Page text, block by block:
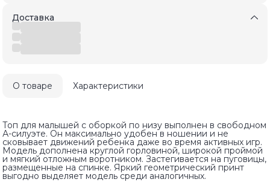
Доставка
О товаре Характеристики
Топ для малышей с оборкой по низу выполнен в свободном
А-силуэте. Он максимально удобен в ношении и не
сковывает движений ребенка даже во время активных игр.
Модель дополнена круглой горловиной, широкой проймой
и мягкий отложным воротником. Застегивается на пуговицы,
размещенные на спинке. Яркий геометрический принт
выгодно выделяет модель среди аналогичных.